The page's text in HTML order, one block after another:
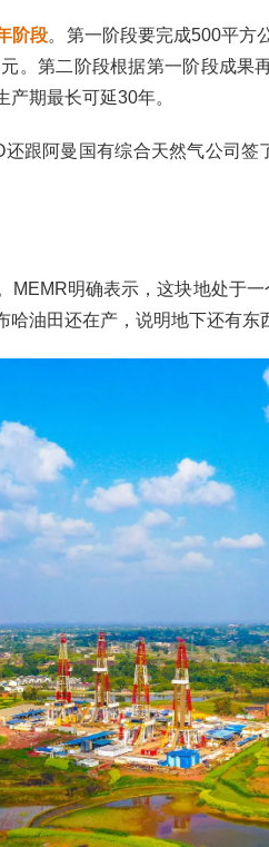
阶段。第一阶段要完成500平方
。第二阶段根据第一阶段成果
期最长可延30年。
还跟阿曼国有综合天然气公司
MEMR明确表示，这块地处于
哈油田还在产，说明地下还有